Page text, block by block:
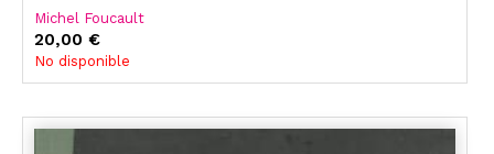
Michel Foucault
20,00 €
No disponible